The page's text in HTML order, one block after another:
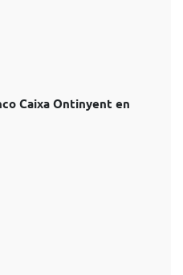
Caixa Ontinyent en